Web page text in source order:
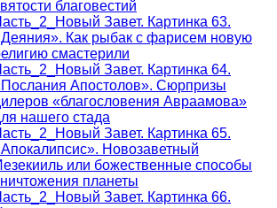
благовестий
Завет. Картинка 63.
Как рыбак с фарисем новую
смастерили
Завет. Картинка 64.
Апостолов». Сюрпризы
«благословения Авраамова»
нашего стада
Завет. Картинка 65.
Новозаветный
или божественные способы
планеты
Завет. Картинка 66.